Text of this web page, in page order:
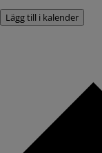
Lägg till i kalender